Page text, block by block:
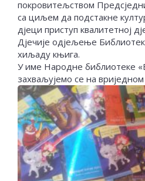
покровитељством
са циљем да подстакне
дјеци приступ квалитетној
Дјечије одјељење
хиљаду књига.
У име Народне библиотеке
захваљујемо се на